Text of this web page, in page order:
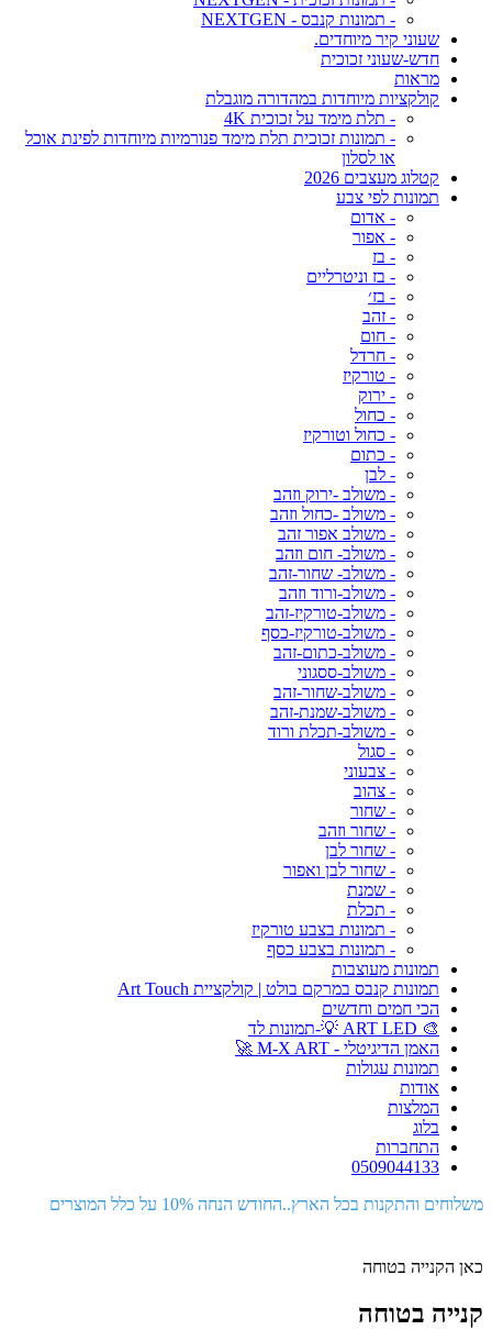
- תמונות קנבס - NEXTGEN
שעוני קיר מיוחדים.
חדש-שעוני זכוכית
מראות
קולקציות מיוחדות במהדורה מוגבלת
- תלת מימד על זכוכית 4K
- תמונות זכוכית תלת מימד פנורמיות מיוחדות לפינת אוכל
או לסלון
קטלוג מעצבים 2026
תמונות לפי צבע
- אדום
- אפור
- בז
- בז וניטרליים
- בז׳
- זהב
- חום
- חרדל
- טורקיז
- ירוק
- כחול
- כחול וטורקיז
- כתום
- לבן
- משולב -ירוק וזהב
- משולב -כחול וזהב
- משולב אפור זהב
- משולב- חום וזהב
- משולב- שחור-זהב
- משולב-ורוד וזהב
- משולב-טורקיז-זהב
- משולב-טורקיז-כסף
- משולב-כתום-זהב
- משולב-ססגוני
- משולב-שחור-זהב
- משולב-שמנת-זהב
- משולב-תכלת ורוד
- סגול
- צבעוני
- צהוב
- שחור
- שחור וזהב
- שחור לבן
- שחור לבן ואפור
- שמנת
- תכלת
- תמונות בצבע טורקיז
- תמונות בצבע כסף
תמונות מעוצבות
תמונות קנבס במרקם בולט | קולקציית Art Touch
הכי חמים וחדשים
🎨 ART LED 💡-תמונות לד
האמן הדיגיטלי - M-X ART 🚀
תמונות עגולות
אודות
המלצות
בלוג
התחברות
0509044133
משלוחים והתקנות בכל הארץ..החודש הנחה 10% על כלל המוצרים
כאן הקנייה בטוחה
קנייה בטוחה